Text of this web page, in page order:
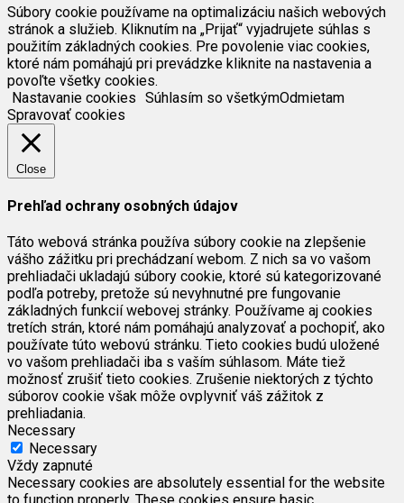
Súbory cookie používame na optimalizáciu našich webových
stránok a služieb. Kliknutím na „Prijať“ vyjadrujete súhlas s
použitím základných cookies. Pre povolenie viac cookies,
ktoré nám pomáhajú pri prevádzke kliknite na nastavenia a
povoľte všetky cookies.
Nastavanie cookies Súhlasím so všetkýmOdmietam
Spravovať cookies
Close
Prehľad ochrany osobných údajov
Táto webová stránka používa súbory cookie na zlepšenie
vášho zážitku pri prechádzaní webom. Z nich sa vo vašom
prehliadači ukladajú súbory cookie, ktoré sú kategorizované
podľa potreby, pretože sú nevyhnutné pre fungovanie
základných funkcií webovej stránky. Používame aj cookies
tretích strán, ktoré nám pomáhajú analyzovať a pochopiť, ako
používate túto webovú stránku. Tieto cookies budú uložené
vo vašom prehliadači iba s vaším súhlasom. Máte tiež
možnosť zrušiť tieto cookies. Zrušenie niektorých z týchto
súborov cookie však môže ovplyvniť váš zážitok z
prehliadania.
Necessary
Necessary
Vždy zapnuté
Necessary cookies are absolutely essential for the website